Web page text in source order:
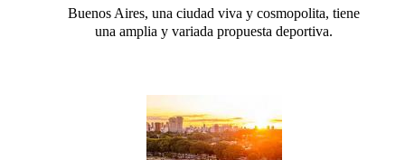
Buenos Aires, una ciudad viva y cosmopolita, tiene
una amplia y variada propuesta deportiva.